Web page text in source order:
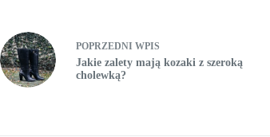
POPRZEDNI WPIS
Jakie zalety mają kozaki z szeroką
cholewką?